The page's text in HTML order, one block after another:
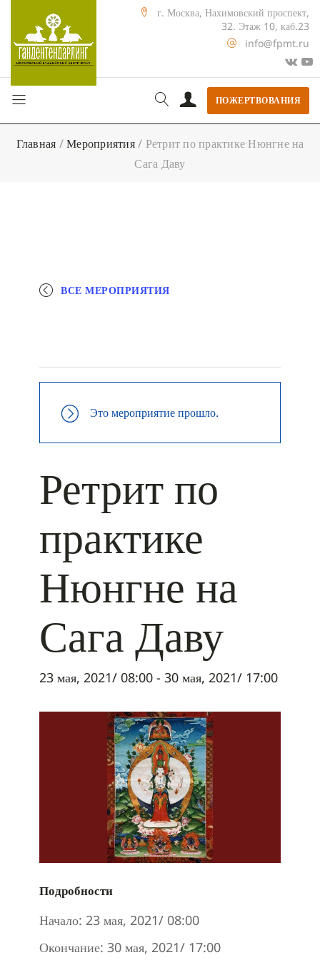
г. Москва, Нахимовский проспект,
32. Этаж 10, каб.23
info@fpmt.ru
ПОЖЕРТВОВАНИЯ
Главная /Мероприятия/ Ретрит по практике Нюнгне на
Сага Даву
ВСЕ МЕРОПРИЯТИЯ
Это мероприятие прошло.
Ретрит по
практике
Нюнгне на
Сага Даву
23 мая, 2021/ 08:00 - 30 мая, 2021/ 17:00
Подробности
Начало: 23 мая, 2021/ 08:00
Окончание: 30 мая, 2021/ 17:00